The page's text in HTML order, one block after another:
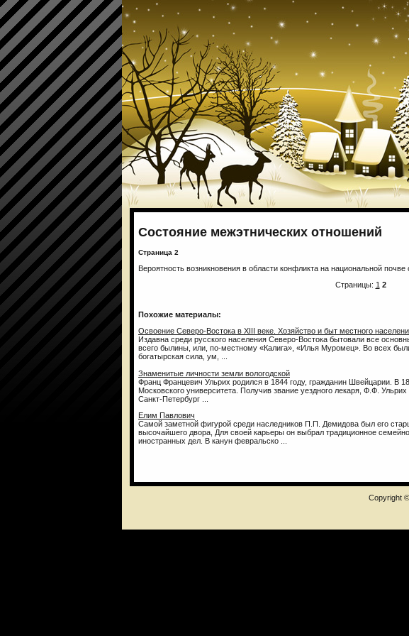
Состояние межэтнических отношений
Страница 2
Вероятность возникновения в области конфликта на национальной почве
Страницы: 1 2
Похожие материалы:
Освоение Северо-Востока в XIII веке. Хозяйство и быт местного
Издавна среди русского населения Северо-Востока бытовали все
всего былины, или, по-местному «Калига», «Илья Муромец». Во всех
богатырская сила, ум, ...
Знаменитые личности земли вологодской
Франц Францевич Ульрих родился в 1844 году, гражданин Швейцарии. В
Московского университета. Получив звание уездного лекаря, Ф.Ф.
Санкт-Петербург ...
Елим Павлович
Самой заметной фигурой среди наследников П.П. Демидова был его
высочайшего двора, Для своей карьеры он выбрал традиционное
иностранных дел. В канун февральско ...
Copyright